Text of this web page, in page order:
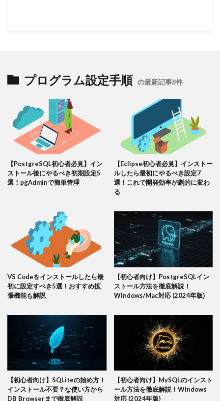
プログラム設定手順 の最新記事8件
【PostgreSQL初心者必見】イン
ストール後にやるべき初期設定5
選！pgAdminで簡単管理
【Eclipse初心者必見】インストー
ルしたら最初にやるべき設定7
選！これで開発効率が劇的に変わ
る
VS Codeをインストールしたら最
初に設定すべき5選！おすすめ拡
張機能も解説
【初心者向け】PostgreSQLイン
ストール方法を徹底解説！
Windows/Mac対応 (2024年版)
【初心者向け】SQLiteの始め方！
インストール不要？な使い方から
DB Browserまで徹底解説
【初心者向け】MySQLのインスト
ール方法を徹底解説！Windows
対応 (2024年版)